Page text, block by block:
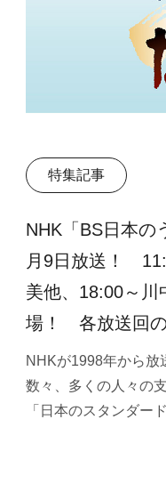
特集記事
NHK「BS日本の
月9日放送！
美他、18:00～
場！ 各放送回
NHKが1998年から放
数々、多くの人々の
「日本のスタンダー